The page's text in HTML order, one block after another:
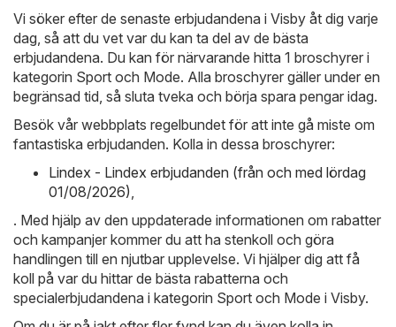
Vi söker efter de senaste erbjudandena i Visby åt dig varje
dag, så att du vet var du kan ta del av de bästa
erbjudandena. Du kan för närvarande hitta 1 broschyrer i
kategorin Sport och Mode. Alla broschyrer gäller under en
begränsad tid, så sluta tveka och börja spara pengar idag.
Besök vår webbplats regelbundet för att inte gå miste om
fantastiska erbjudanden. Kolla in dessa broschyrer:
Lindex - Lindex erbjudanden (från och med lördag
01/08/2026)
. Med hjälp av den uppdaterade informationen om rabatter
och kampanjer kommer du att ha stenkoll och göra
handlingen till en njutbar upplevelse. Vi hjälper dig att få
koll på var du hittar de bästa rabatterna och
specialerbjudandena i kategorin Sport och Mode i Visby.